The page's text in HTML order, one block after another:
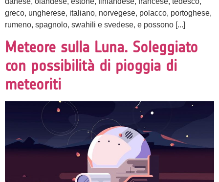
greco, ungherese, italiano, norvegese, polacco, portoghese,
rumeno, spagnolo, swahili e svedese, e possono [...]
Meteore sulla Luna. Soleggiato
con possibilità di pioggia di
meteoriti